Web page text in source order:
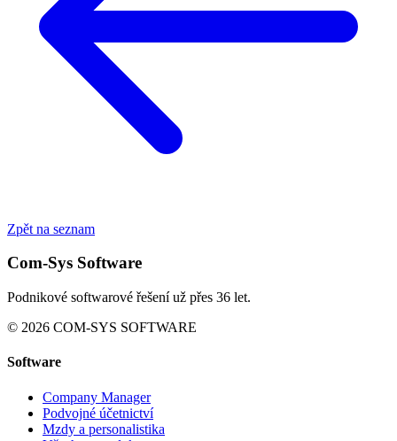
Zpět na seznam
Com-Sys Software
Podnikové softwarové řešení už přes 36 let.
© 2026 COM-SYS SOFTWARE
Software
Company Manager
Podvojné účetnictví
Mzdy a personalistika